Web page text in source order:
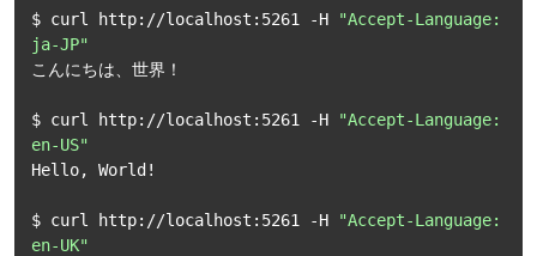
$ curl http://localhost:5261 -H
"Accept-Language:
ja-JP"
こんにちは、世界！
$ curl http://localhost:5261 -H
"Accept-Language:
en-US"
Hello, World!
$ curl http://localhost:5261 -H
"Accept-Language:
en-UK"